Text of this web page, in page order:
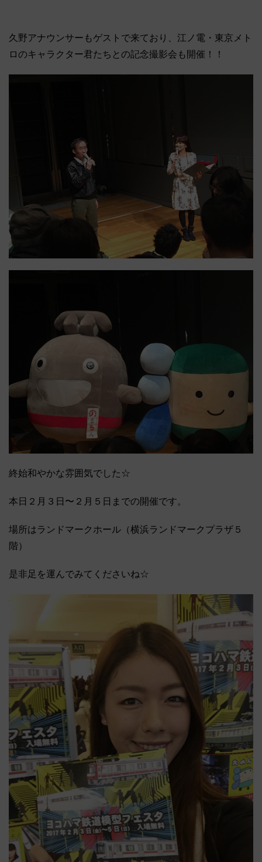
久野アナウンサーもゲストで来ており、江ノ電・東京メト
ロのキャラクター君たちとの記念撮影会も開催！！
終始和やかな雰囲気でした☆
本日２月３日〜２月５日までの開催です。
場所はランドマークホール（横浜ランドマークプラザ５
階）
是非足を運んでみてくださいね☆